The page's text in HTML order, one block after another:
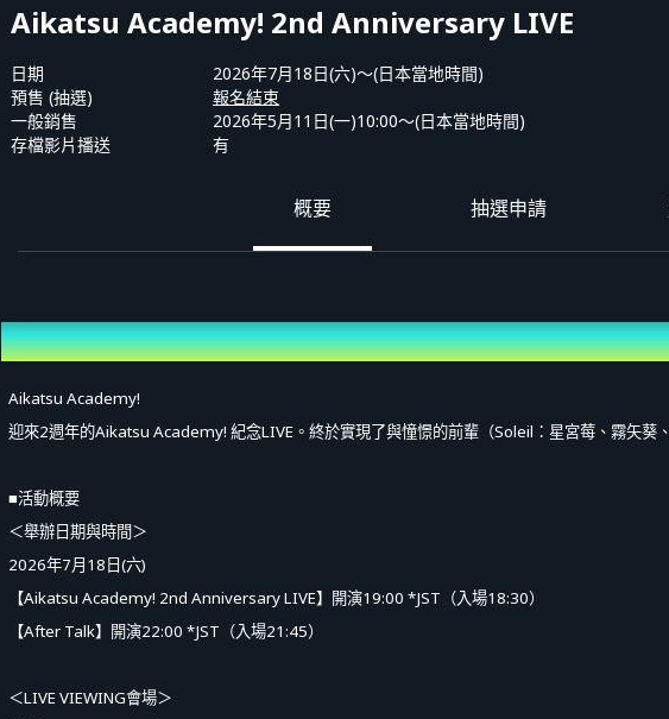
Aikatsu Academy! 2nd Anniversary LIVE
日期
2026年7月18日(六)〜(日本當地時間)
預售 (抽選)
報名結束
一般銷售
2026年5月11日(一)10:00〜(日本當地時間)
存檔影片播送
有
概要 抽選申請
概要
Aikatsu Academy!
迎來2週年的Aikatsu Academy! 紀念LIVE。終於實現了與憧憬的前輩（Soleil：星宮莓、霧矢葵
■活動概要
＜舉辦日期與時間＞
2026年7月18日(六)
【Aikatsu Academy! 2nd Anniversary LIVE】開演19:00 *JST（入場18:30）
【After Talk】開演22:00 *JST（入場21:45）
＜LIVE VIEWING會場＞